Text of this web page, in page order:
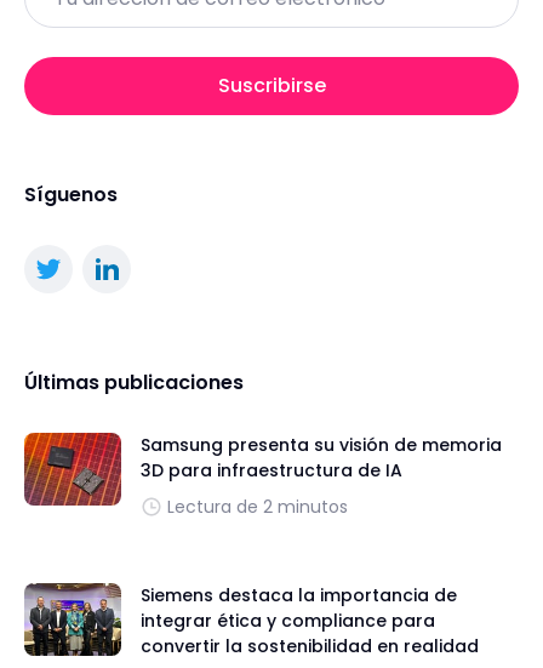
Suscribirse
Síguenos
Últimas publicaciones
Samsung presenta su visión de memoria
3D para infraestructura de IA
Lectura de 2 minutos
Siemens destaca la importancia de
integrar ética y compliance para
convertir la sostenibilidad en realidad